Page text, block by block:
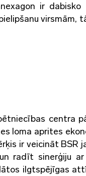
ir dabisko
virsmām,
centra
loma aprites
ir veicināt BSR
radīt sinerģiju
ilgtspējīgas